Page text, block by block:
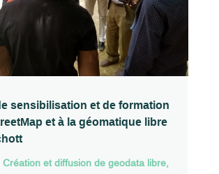
sensibilisation et de formation
et à la géomatique libre
Création et diffusion de geodata libre,